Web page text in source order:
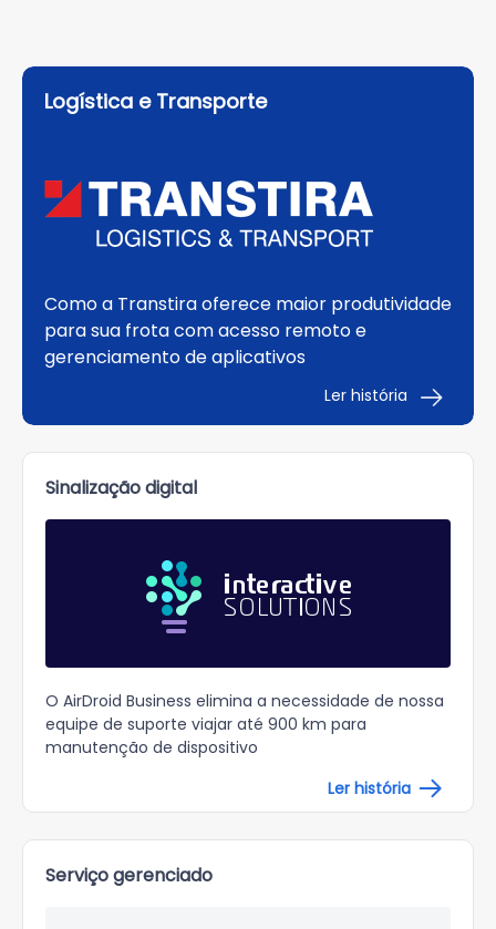
Logística e Transporte
Como a Transtira oferece maior produtividade
para sua frota com acesso remoto e
gerenciamento de aplicativos
Ler história
Sinalização digital
O AirDroid Business elimina a necessidade de nossa
equipe de suporte viajar até 900 km para
manutenção de dispositivo
Ler história
Serviço gerenciado